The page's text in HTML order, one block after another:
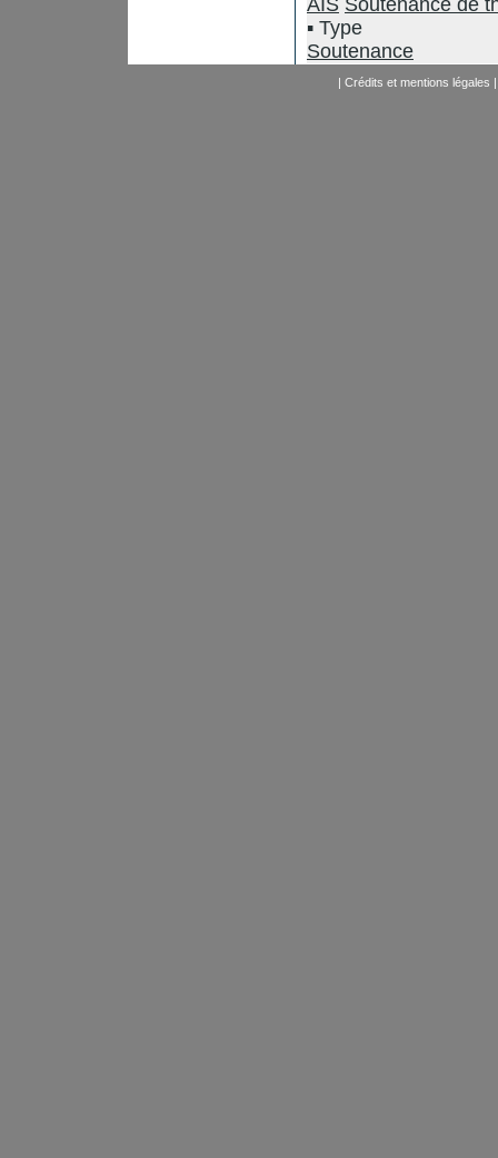
Type
Soutenance
| Crédits et mentions légales